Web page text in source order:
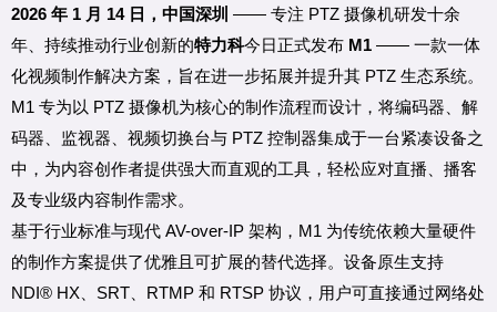
2026 年 1 月 14 日，中国深圳 —— 专注 PTZ 摄像机研发十余
年、持续推动行业创新的特力科今日正式发布 M1 —— 一款一体
化视频制作解决方案，旨在进一步拓展并提升其 PTZ 生态系统。
M1 专为以 PTZ 摄像机为核心的制作流程而设计，将编码器、解
码器、监视器、视频切换台与 PTZ 控制器集成于一台紧凑设备之
中，为内容创作者提供强大而直观的工具，轻松应对直播、播客
及专业级内容制作需求。
基于行业标准与现代 AV-over-IP 架构，M1 为传统依赖大量硬件
的制作方案提供了优雅且可扩展的替代选择。设备原生支持
NDI® HX、SRT、RTMP 和 RTSP 协议，用户可直接通过网络处